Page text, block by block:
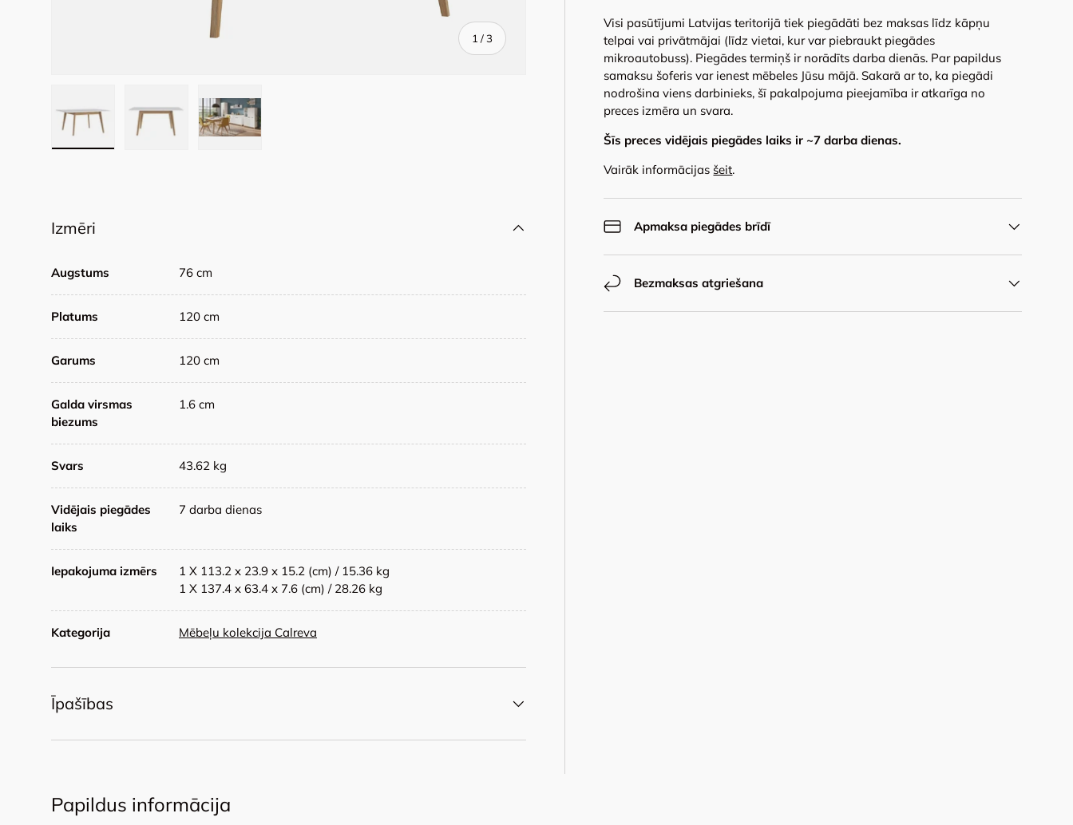
1 /of
3
Visi pasūtījumi Latvijas teritorijā tiek piegādāti bez maksas līdz kāpņu
telpai vai privātmājai (līdz vietai, kur var piebraukt piegādes
mikroautobuss). Piegādes termiņš ir norādīts darba dienās. Par papildus
samaksu šoferis var ienest mēbeles Jūsu mājā. Sakarā ar to, ka piegādi
nodrošina viens darbinieks, šī pakalpojuma pieejamība ir atkarīga no
preces izmēra un svara.
Šīs preces vidējais piegādes laiks ir ~7 darba dienas.
Vairāk informācijas šeit.
Apmaksa piegādes brīdī
Bezmaksas atgriešana
Izmēri
Augstums 76 cm
Platums 120 cm
Garums 120 cm
Galda virsmas
biezums
1.6 cm
Svars 43.62 kg
Vidējais piegādes
laiks
7 darba dienas
Iepakojuma izmērs
1 X 113.2 x 23.9 x 15.2 (cm) / 15.36 kg
1 X 137.4 x 63.4 x 7.6 (cm) / 28.26 kg
Kategorija Mēbeļu kolekcija Calreva
Īpašības
Papildus informācija